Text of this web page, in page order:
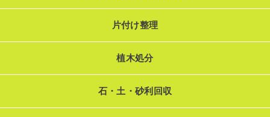
片付け整理
植木処分
石・土・砂利回収